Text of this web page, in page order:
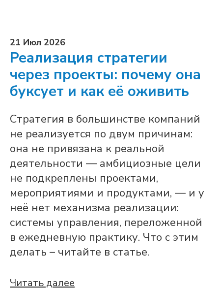
21 Июл 2026
Реализация стратегии
через проекты: почему она
буксует и как её оживить
Стратегия в большинстве компаний
не реализуется по двум причинам:
она не привязана к реальной
деятельности — амбициозные цели
не подкреплены проектами,
мероприятиями и продуктами, — и у
неё нет механизма реализации:
системы управления, переложенной
в ежедневную практику. Что с этим
делать – читайте в статье.
Читать далее